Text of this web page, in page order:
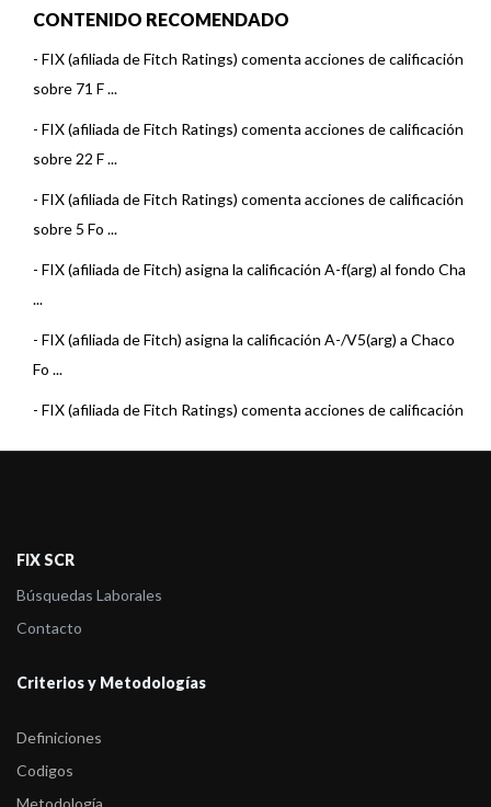
CONTENIDO RECOMENDADO
- FIX (afiliada de Fitch Ratings) comenta acciones de calificación
sobre 71 F ...
- FIX (afiliada de Fitch Ratings) comenta acciones de calificación
sobre 22 F ...
- FIX (afiliada de Fitch Ratings) comenta acciones de calificación
sobre 5 Fo ...
- FIX (afiliada de Fitch) asigna la calificación A-f(arg) al fondo Cha
...
- FIX (afiliada de Fitch) asigna la calificación A-/V5(arg) a Chaco
Fo ...
- FIX (afiliada de Fitch Ratings) comenta acciones de calificación
- FIX (afiliada de Fitch Ratings) comenta acciones de calificación
FIX (afiliada de Fitch Ratings) comenta acciones de calificación
-FIX (afiliada de Fitch Rating sube la calificación a un Fondo de
FIX SCR
Búsquedas Laborales
Contacto
Criterios y Metodologías
Definiciones
Codigos
Metodología